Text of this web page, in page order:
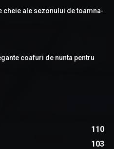
cheie ale sezonului de toamna-
coafuri de nunta pentru
110
103